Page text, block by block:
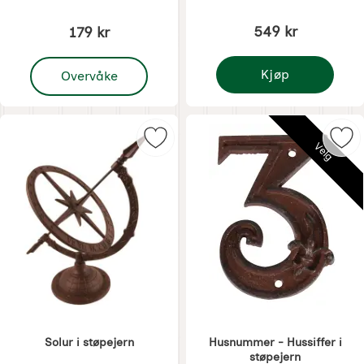
179 kr
Overvåke
, Planteskjerm, slukrinnen i støpejern
549 kr
Kjøp
Slangholder i
Solur i støpejern
Merk solur i støpejern som favoritt
Velg
Husnummer - Hussiffer i
støpejern